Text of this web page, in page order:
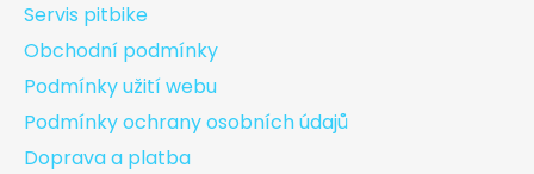
Servis pitbike
Obchodní podmínky
Podmínky užití webu
Podmínky ochrany osobních údajů
Doprava a platba